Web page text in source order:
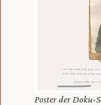
Poster der Doku-